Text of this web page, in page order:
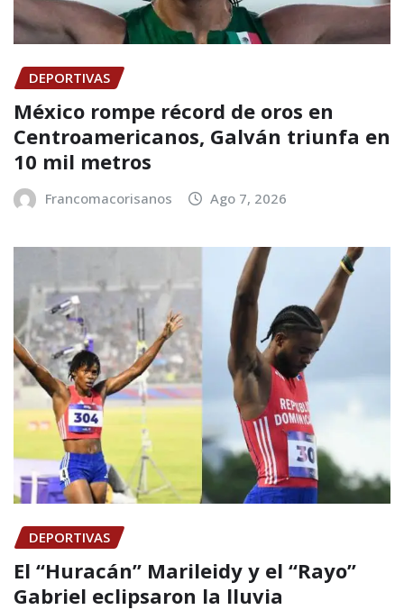
DEPORTIVAS
México rompe récord de oros en
Centroamericanos, Galván triunfa en
10 mil metros
Francomacorisanos Ago 7, 2026
DEPORTIVAS
El “Huracán” Marileidy y el “Rayo”
Gabriel eclipsaron la lluvia